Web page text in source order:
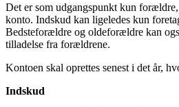
Det er som udgangspunkt kun
konto. Indskud kan ligeledes kun
Bedsteforældre og oldeforældre kan
tilladelse fra forældrene.
Kontoen skal oprettes senest i det år,
Indskud